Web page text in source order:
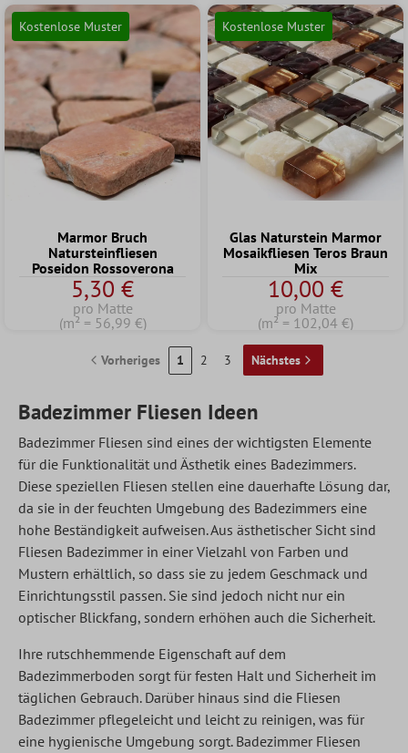
Kostenlose Muster
Marmor Bruch
Natursteinfliesen
Poseidon Rossoverona
5,30 €
pro Matte
(m² = 56,99 €)
Kostenlose Muster
Glas Naturstein Marmor
Mosaikfliesen Teros Braun
Mix
10,00 €
pro Matte
(m² = 102,04 €)
Vorheriges 1 2 3 Nächstes
Badezimmer Fliesen Ideen
Badezimmer Fliesen sind eines der wichtigsten Elemente
für die Funktionalität und Ästhetik eines Badezimmers.
Diese speziellen Fliesen stellen eine dauerhafte Lösung dar,
da sie in der feuchten Umgebung des Badezimmers eine
hohe Beständigkeit aufweisen. Aus ästhetischer Sicht sind
Fliesen Badezimmer in einer Vielzahl von Farben und
Mustern erhältlich, so dass sie zu jedem Geschmack und
Einrichtungsstil passen. Sie sind jedoch nicht nur ein
optischer Blickfang, sondern erhöhen auch die Sicherheit.
Ihre rutschhemmende Eigenschaft auf dem
Badezimmerboden sorgt für festen Halt und Sicherheit im
täglichen Gebrauch. Darüber hinaus sind die Fliesen
Badezimmer pflegeleicht und leicht zu reinigen, was für
eine hygienische Umgebung sorgt. Badezimmer Fliesen